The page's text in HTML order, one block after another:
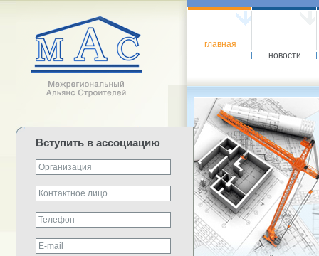
главная
новости
Вступить в ассоциацию